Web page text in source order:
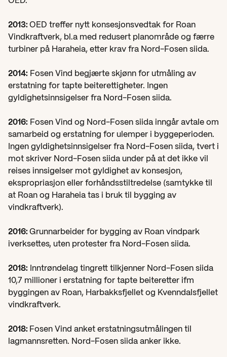
2013: OED treffer nytt konsesjonsvedtak for Roan
Vindkraftverk, bl.a med redusert planområde og færre
turbiner på Haraheia, etter krav fra Nord-Fosen siida.
2014: Fosen Vind begjærte skjønn for utmåling av
erstatning for tapte beiterettigheter. Ingen
gyldighetsinnsigelser fra Nord-Fosen siida.
2016: Fosen Vind og Nord-Fosen siida inngår avtale om
samarbeid og erstatning for ulemper i byggeperioden.
Ingen gyldighetsinnsigelser fra Nord-Fosen siida, tvert i
mot skriver Nord-Fosen siida under på at det ikke vil
reises innsigelser mot gyldighet av konsesjon,
ekspropriasjon eller forhåndsstiltredelse (samtykke til
at Roan og Haraheia tas i bruk til bygging av
vindkraftverk).
2016: Grunnarbeider for bygging av Roan vindpark
iverksettes, uten protester fra Nord-Fosen siida.
2018: Inntrøndelag tingrett tilkjenner Nord-Fosen siida
10,7 millioner i erstatning for tapte beiteretter ifm
byggingen av Roan, Harbakksfjellet og Kvenndalsfjellet
vindkraftverk.
2018: Fosen Vind anket erstatningsutmålingen til
lagmannsretten. Nord-Fosen siida anker ikke.